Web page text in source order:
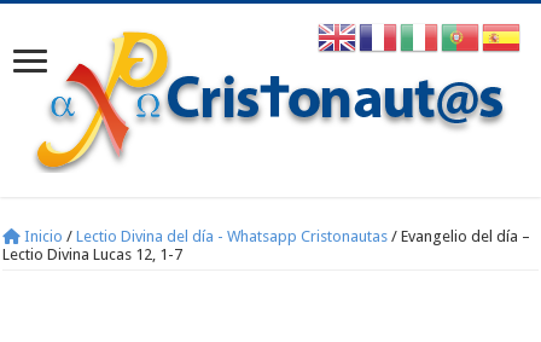
Inicio / Lectio Divina del día - Whatsapp Cristonautas / Evangelio del día –
Lectio Divina Lucas 12, 1-7